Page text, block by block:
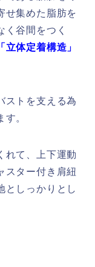
せ集めた脂肪を
谷間をつく
「 立体定着構造」
ストを支える為
す。
れて、上下運動
スター付き肩紐
としっかりとし